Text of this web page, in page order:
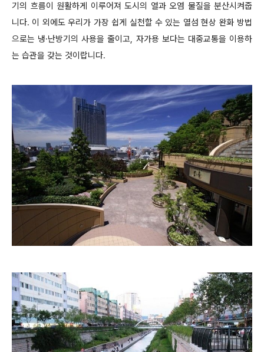
기의 흐름이 원활하게 이루어져 도시의 열과 오염 물질을 분산시켜줍
니다. 이 외에도 우리가 가장 쉽게 실천할 수 있는 열섬 현상 완화 방법
으로는 냉·난방기의 사용을 줄이고, 자가용 보다는 대중교통을 이용하
는 습관을 갖는 것이랍니다.